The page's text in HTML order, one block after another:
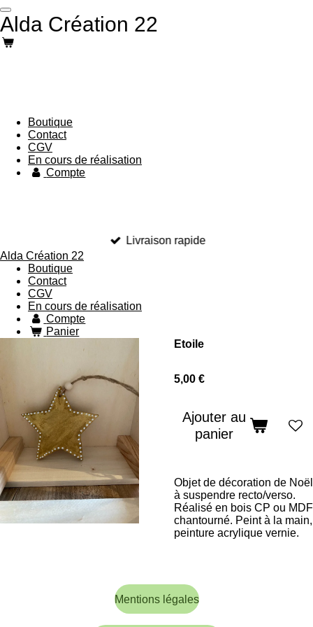
Passer
au
contenu
principal
Alda Création 22
Boutique
Contact
CGV
En cours de réalisation
Compte
Livraison rapide
Alda Création 22
Boutique
Contact
CGV
En cours de réalisation
Compte
Panier
Etoile
5,00 €
Ajouter au
panier
Objet de décoration de Noël
à suspendre recto/verso.
Réalisé en bois CP ou MDF
chantourné. Peint à la main,
peinture acrylique vernie.
Mentions légales